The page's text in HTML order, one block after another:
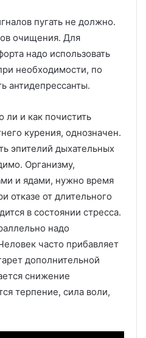
пугать не должно.
очищения. Для
надо использовать
необходимости, по
антидепрессанты.
ли и как почистить
курения, однозначен.
эпителий дыхательных
Организму,
и ядами, нужно время
отказе от длительного
в состоянии стресса.
надо
часто прибавляет
дополнительной
снижение
терпение, сила воли,